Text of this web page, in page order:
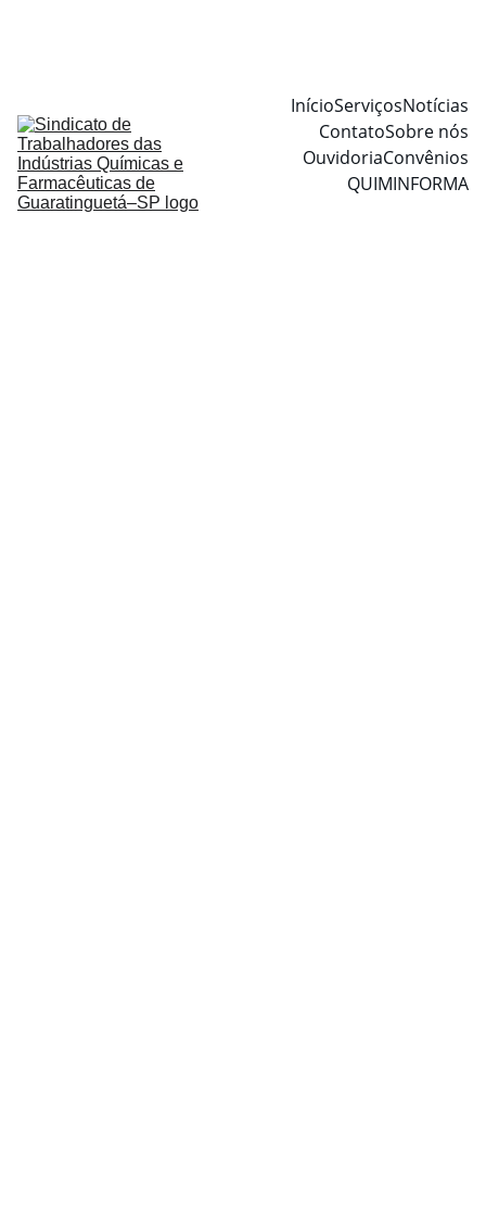
InícioServiçosNotícias
ContatoSobre nós
OuvidoriaConvênios
QUIMINFORMA